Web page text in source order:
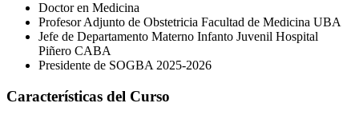
Doctor en Medicina
Profesor Adjunto de Obstetricia Facultad de Medicina UBA
Jefe de Departamento Materno Infanto Juvenil Hospital
Piñero CABA
Presidente de SOGBA 2025-2026
Características del Curso